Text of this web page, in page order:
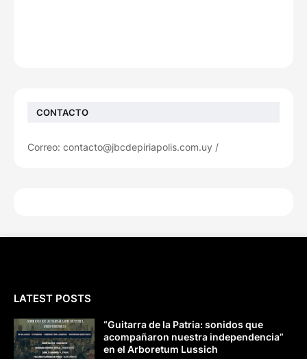
CONTACTO
Correo: contacto@jbcdepiriapolis.com.uy /
LATEST POSTS
“Guitarra de la Patria: sonidos que
acompañaron nuestra independencia”
en el Arboretum Lussich